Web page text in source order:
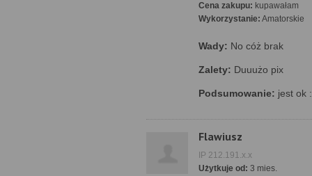
Cena zakupu: kupawałam
Wykorzystanie: Amatorskie
Wady: No cóż brak
Zalety: Duuużo pix
Podsumowanie: jest ok
Flawiusz
IP 212.191.x.x
Użytkuje od: 3 mies.